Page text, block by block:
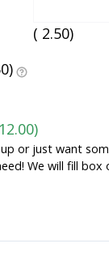
( 2.50)
)
12.00)
or just want
We will fill box